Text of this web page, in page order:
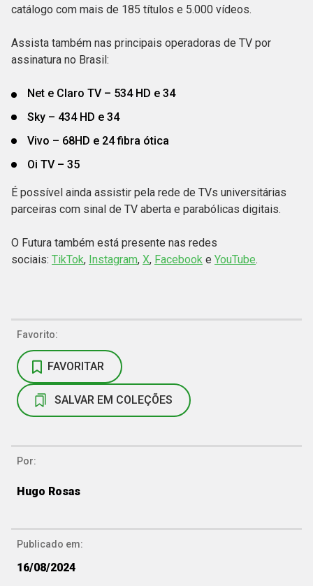
catálogo com mais de 185 títulos e 5.000 vídeos.
Assista também nas principais operadoras de TV por
assinatura no Brasil:
Net e Claro TV – 534 HD e 34
Sky – 434 HD e 34
Vivo – 68HD e 24 fibra ótica
Oi TV – 35
É possível ainda assistir pela rede de TVs universitárias
parceiras com sinal de TV aberta e parabólicas digitais.
O Futura também está presente nas redes
sociais: TikTok, Instagram, X, Facebook e YouTube.
Favorito:
FAVORITAR
SALVAR EM COLEÇÕES
Por:
Hugo Rosas
Publicado em:
16/08/2024